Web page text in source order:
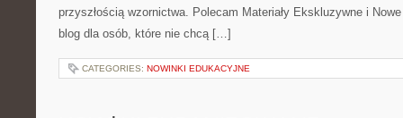
przyszłością wzornictwa. Polecam Materiały Ekskluzywne i
blog dla osób, które nie chcą […]
CATEGORIES: NOWINKI EDUKACYJNE